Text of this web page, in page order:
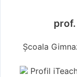
Școala
Profil